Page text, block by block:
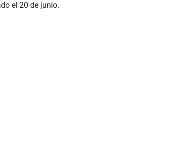
el 20 de junio.